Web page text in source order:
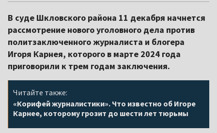
В суде Шкловского района 11 декабря начнется
рассмотрение нового уголовного дела против
политзаключенного журналиста и блогера
Игоря Карнея, которого в марте 2024 года
приговорили к трем годам заключения.
Читайте также:
«Корифей журналистики». Что известно об Игоре
Карнее, которому грозит до шести лет тюрьмы